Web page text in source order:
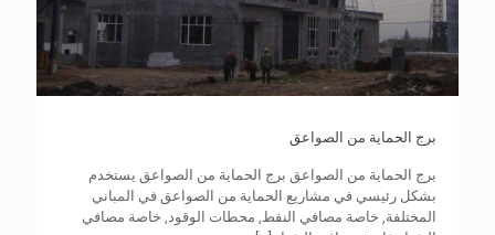
برج الحماية من الصواعق
برج الحماية من الصواعق برج الحماية من الصواعق يستخدم
بشكل رئيسي في مشاريع الحماية من الصواعق في المباني
المختلفة, خاصة مصافي النفط, محطات الوقود, خاصة مصافي